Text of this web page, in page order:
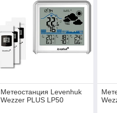
Метеостанция Levenhuk
Wezzer PLUS LP50